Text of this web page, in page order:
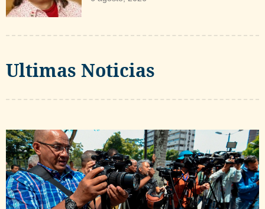
Ultimas Noticias